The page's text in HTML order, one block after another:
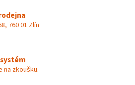
760 01 Zlín
na zkoušku.